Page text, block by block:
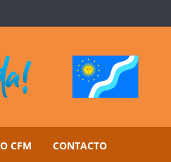
CFM CONTACTO